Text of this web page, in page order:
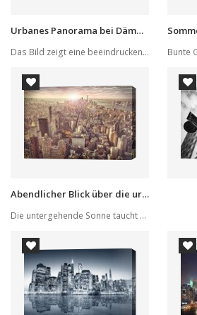
Urbanes Panorama bei Dämmerung
Das Bild zeigt eine beeindruckende Stadtlandsch...
Abendlicher Blick über die urbanen Hochhäuser
Die untergehende Sonne taucht die Skyline einer...